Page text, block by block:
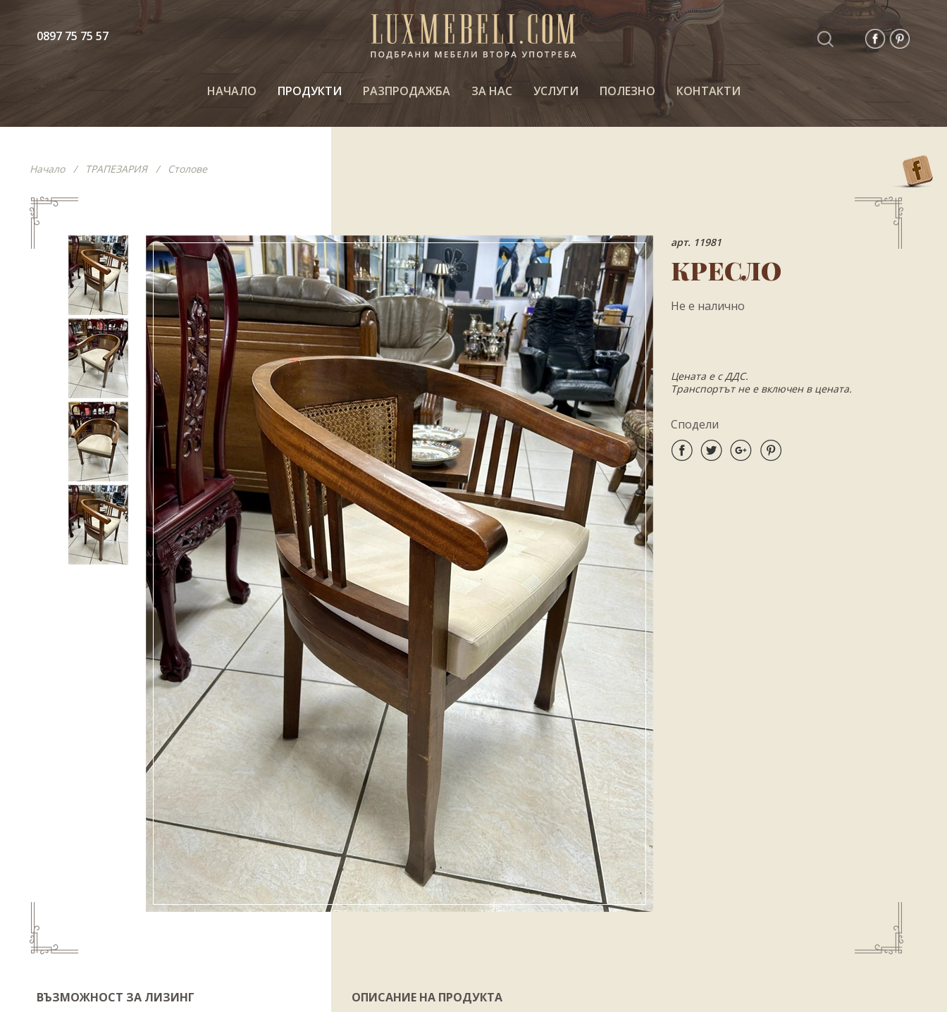
0897 75 75 57
НАЧАЛО ПРОДУКТИ РАЗПРОДАЖБА ЗА НАС УСЛУГИ ПОЛЕЗНО КОНТАКТИ
Начало/ ТРАПЕЗАРИЯ/ Столове
арт. 11981
КРЕСЛО
Не е налично
Цената е с ДДС.
Транспортът не е включен в цената.
Сподели
ОПИСАНИЕ НА ПРОДУКТА
ВЪЗМОЖНОСТ ЗА ЛИЗИНГ